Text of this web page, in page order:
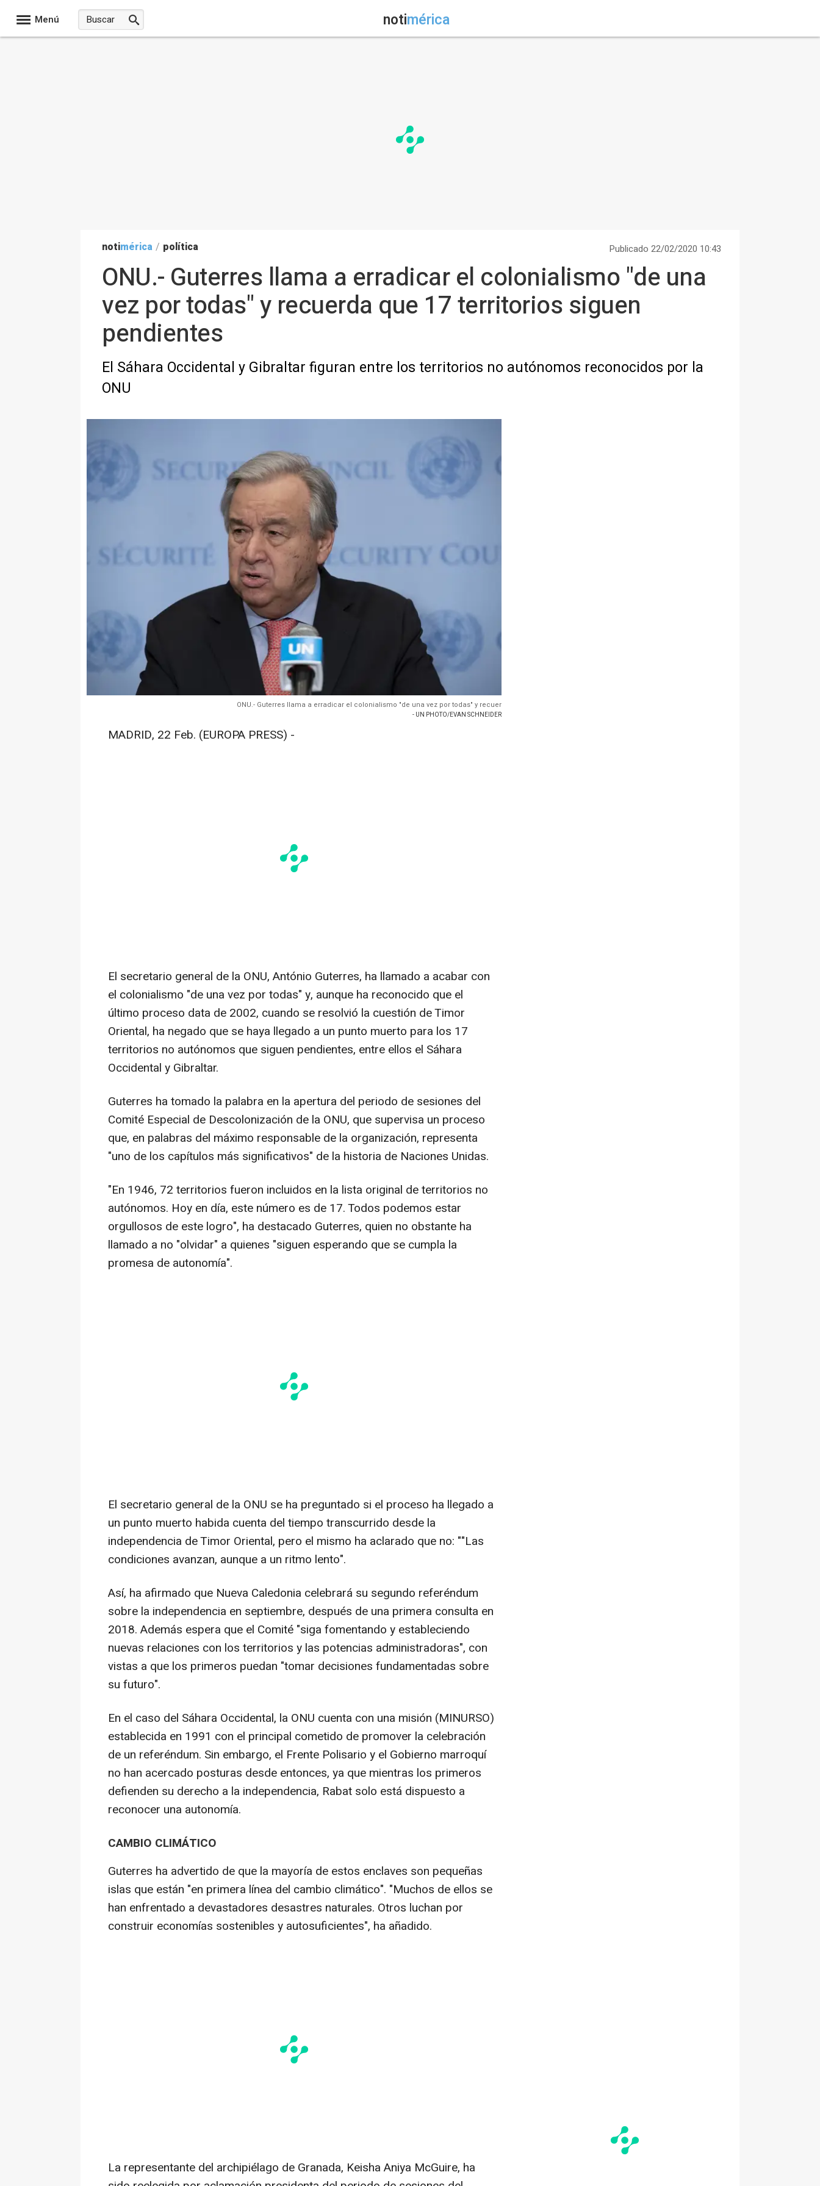
Menú notimérica
notimérica / política Publicado 22/02/2020 10:43
ONU.- Guterres llama a erradicar el colonialismo "de una
vez por todas" y recuerda que 17 territorios siguen
pendientes
El Sáhara Occidental y Gibraltar figuran entre los territorios no autónomos reconocidos por la
ONU
ONU.- Guterres llama a erradicar el colonialismo "de una vez por todas" y recuer
- UN PHOTO/EVAN SCHNEIDER
MADRID, 22 Feb. (EUROPA PRESS) -
El secretario general de la ONU, António Guterres, ha llamado a acabar con
el colonialismo "de una vez por todas" y, aunque ha reconocido que el
último proceso data de 2002, cuando se resolvió la cuestión de Timor
Oriental, ha negado que se haya llegado a un punto muerto para los 17
territorios no autónomos que siguen pendientes, entre ellos el Sáhara
Occidental y Gibraltar.
Guterres ha tomado la palabra en la apertura del periodo de sesiones del
Comité Especial de Descolonización de la ONU, que supervisa un proceso
que, en palabras del máximo responsable de la organización, representa
"uno de los capítulos más significativos" de la historia de Naciones Unidas.
"En 1946, 72 territorios fueron incluidos en la lista original de territorios no
autónomos. Hoy en día, este número es de 17. Todos podemos estar
orgullosos de este logro", ha destacado Guterres, quien no obstante ha
llamado a no "olvidar" a quienes "siguen esperando que se cumpla la
promesa de autonomía".
El secretario general de la ONU se ha preguntado si el proceso ha llegado a
un punto muerto habida cuenta del tiempo transcurrido desde la
independencia de Timor Oriental, pero el mismo ha aclarado que no: ""Las
condiciones avanzan, aunque a un ritmo lento".
Así, ha afirmado que Nueva Caledonia celebrará su segundo referéndum
sobre la independencia en septiembre, después de una primera consulta en
2018. Además espera que el Comité "siga fomentando y estableciendo
nuevas relaciones con los territorios y las potencias administradoras", con
vistas a que los primeros puedan "tomar decisiones fundamentadas sobre
su futuro".
En el caso del Sáhara Occidental, la ONU cuenta con una misión (MINURSO)
establecida en 1991 con el principal cometido de promover la celebración
de un referéndum. Sin embargo, el Frente Polisario y el Gobierno marroquí
no han acercado posturas desde entonces, ya que mientras los primeros
defienden su derecho a la independencia, Rabat solo está dispuesto a
reconocer una autonomía.
CAMBIO CLIMÁTICO
Guterres ha advertido de que la mayoría de estos enclaves son pequeñas
islas que están "en primera línea del cambio climático". "Muchos de ellos se
han enfrentado a devastadores desastres naturales. Otros luchan por
construir economías sostenibles y autosuficientes", ha añadido.
La representante del archipiélago de Granada, Keisha Aniya McGuire, ha